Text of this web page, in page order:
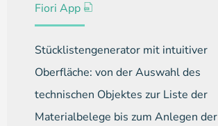
Fiori App
Stücklistengenerator mit intuitiver
Oberfläche: von der Auswahl des
technischen Objektes zur Liste der
Materialbelege bis zum Anlegen der